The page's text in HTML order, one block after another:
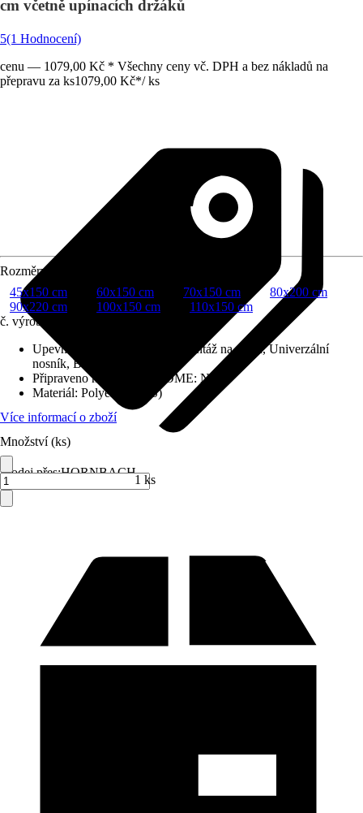
cm včetně upínacích držáků
5(1 Hodnocení)
cenu — 1079,00 Kč * Všechny ceny vč. DPH a bez nákladů na
přepravu za ks1079,00 Kč*/ ks
Prodej přes:HORNBACH
Rozměry (ŠxV)
45x150 cm
60x150 cm 70x150 cm
80x200 cm
90x220 cm
100x150 cm
110x150 cm
č. výrobku
Upevnění
Montáž na strop, Montáž na stěnu, Univerzální
nosník, Bez vrtání
Připraveno na SMART HOME: Ne
Materiál: Polyester (PES)
Více informací o zboží
Množství (ks)
1 ks